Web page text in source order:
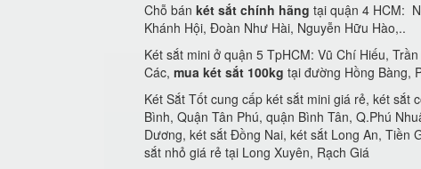
Chỗ bán két sắt chính hãng tại quận 4 HCM:
Khánh Hội, Đoàn Như Hài, Nguyễn Hữu Hào,..
Két sắt mini ở quận 5 TpHCM: Vũ Chí Hiếu,
Các, mua két sắt 100kg tại đường Hồng Bàng,
Két Sắt Tốt cung cấp két sắt mini giá rẻ, két sắt
Bình, Quận Tân Phú, quận Bình Tân, Q.Phú
Dương, két sắt Đồng Nai, két sắt Long An, Tiền
sắt nhỏ giá rẻ tại Long Xuyên, Rạch Giá